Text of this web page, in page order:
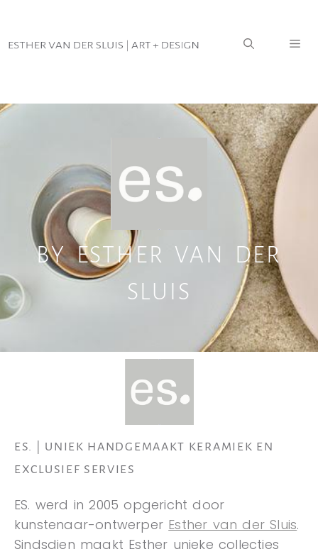
Home
BY ESTHER VAN DER
SLUIS
ES. | UNIEK HANDGEMAAKT KERAMIEK EN
EXCLUSIEF SERVIES
ES. werd in 2005 opgericht door
kunstenaar-ontwerper Esther van der Sluis.
Sindsdien maakt Esther unieke collecties